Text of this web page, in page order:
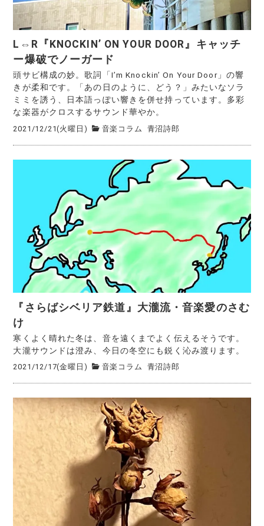
L⇔R『KNOCKIN’ ON YOUR DOOR』キャッチ
ー爆破でノーガード
頭サビ構成の妙。歌詞「I’m Knockin’ On Your Door」の響
きが柔和です。「あの日のように、どう？」みたいなソラ
ミミを誘う、日本語っぽい響きを併せ持っています。多彩
な楽器がクロスするサウンド華やか。
2021/12/21(火曜日) 音楽コラム 青沼詩郎
『さらばシベリア鉄道』大瀧流・音楽愛のさむ
け
寒くよく晴れた冬は、音を遠くまでよく伝えるそうです。
大瀧サウンドは澄み、今日の冬空にも鋭く沁み渡ります。
2021/12/17(金曜日) 音楽コラム 青沼詩郎